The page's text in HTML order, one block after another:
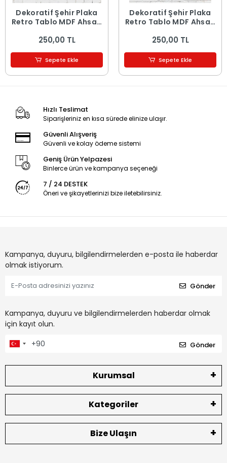
Dekoratif Şehir Plaka
Retro Tablo MDF Ahşap
250,00 TL
Sepete Ekle
Dekoratif Şehir Plaka
Retro Tablo MDF Ahşap
250,00 TL
Sepete Ekle
Hızlı Teslimat
Siparişleriniz en kısa sürede elinize ulaşır.
Güvenli Alışveriş
Güvenli ve kolay ödeme sistemi
Geniş Ürün Yelpazesi
Binlerce ürün ve kampanya seçeneği
7 / 24 DESTEK
Öneri ve şikayetlerinizi bize iletebilirsiniz.
Kampanya, duyuru, bilgilendirmelerden e-posta ile haberdar
olmak istiyorum.
Gönder
Kampanya, duyuru ve bilgilendirmelerden haberdar olmak
için kayıt olun.
Gönder
Kurumsal
Kategoriler
Bize Ulaşın